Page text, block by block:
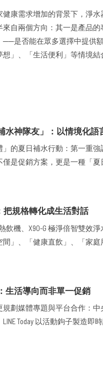
康需求增加的背景下，淨
自兩個方向：其一是產品
──是否能在眾多選擇中提供
想」、「生活便利」等情境
水神隊友」：以情境化語
的夏日補水行動：第一重
是促銷方案，更是一種「
把規格轉化成生活對話
飲機、X90-G 極淨倍智雙效
」、「健康直飲」、「家
生活導向而非單一促銷
劃媒體專題與平台合作：中
Today 以活動鉤子製造